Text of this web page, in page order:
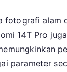
fotografi alam
14T Pro
parameter